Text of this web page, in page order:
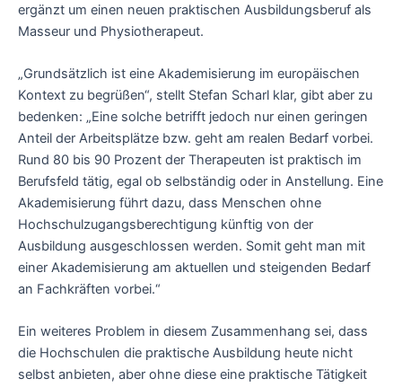
ergänzt um einen neuen praktischen Ausbildungsberuf als
Masseur und Physiotherapeut.
„Grundsätzlich ist eine Akademisierung im europäischen
Kontext zu begrüßen“, stellt Stefan Scharl klar, gibt aber zu
bedenken: „Eine solche betrifft jedoch nur einen geringen
Anteil der Arbeitsplätze bzw. geht am realen Bedarf vorbei.
Rund 80 bis 90 Prozent der Therapeuten ist praktisch im
Berufsfeld tätig, egal ob selbständig oder in Anstellung. Eine
Akademisierung führt dazu, dass Menschen ohne
Hochschulzugangsberechtigung künftig von der
Ausbildung ausgeschlossen werden. Somit geht man mit
einer Akademisierung am aktuellen und steigenden Bedarf
an Fachkräften vorbei.“
Ein weiteres Problem in diesem Zusammenhang sei, dass
die Hochschulen die praktische Ausbildung heute nicht
selbst anbieten, aber ohne diese eine praktische Tätigkeit